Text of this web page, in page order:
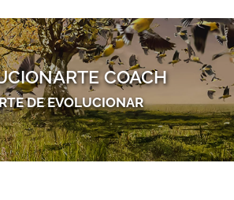
COACH
DE EVOLUCIONAR